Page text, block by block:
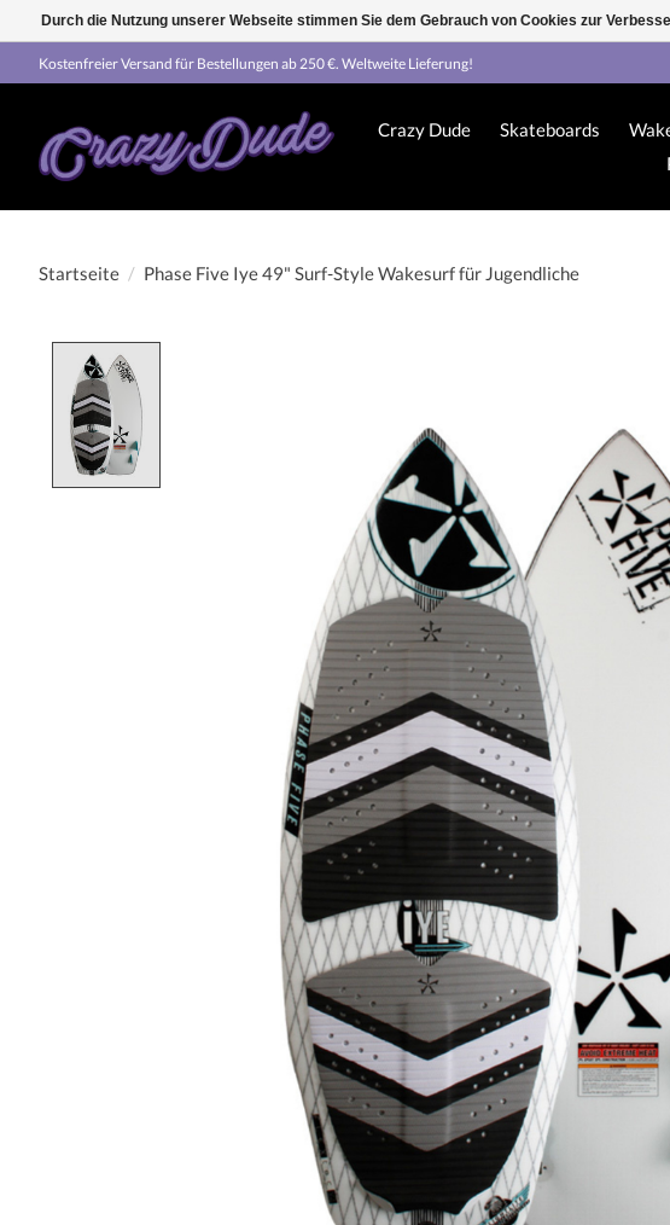
Kostenfreier Versand für Bestellungen ab 250 €. Weltweite Lieferung!
Crazy Dude Skateboards
Startseite / Phase Five Iye 49" Surf-Style Wakesurf für Jugendliche
Durch die Nutzung unserer Webseite stimmen Sie dem Gebrauch von Cookies zur